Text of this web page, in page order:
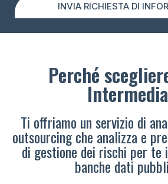
INVIA RICHIESTA DI
Perché
Ti offriamo un servizio di
outsourcing che analizza e
di gestione dei rischi per te
banche dati